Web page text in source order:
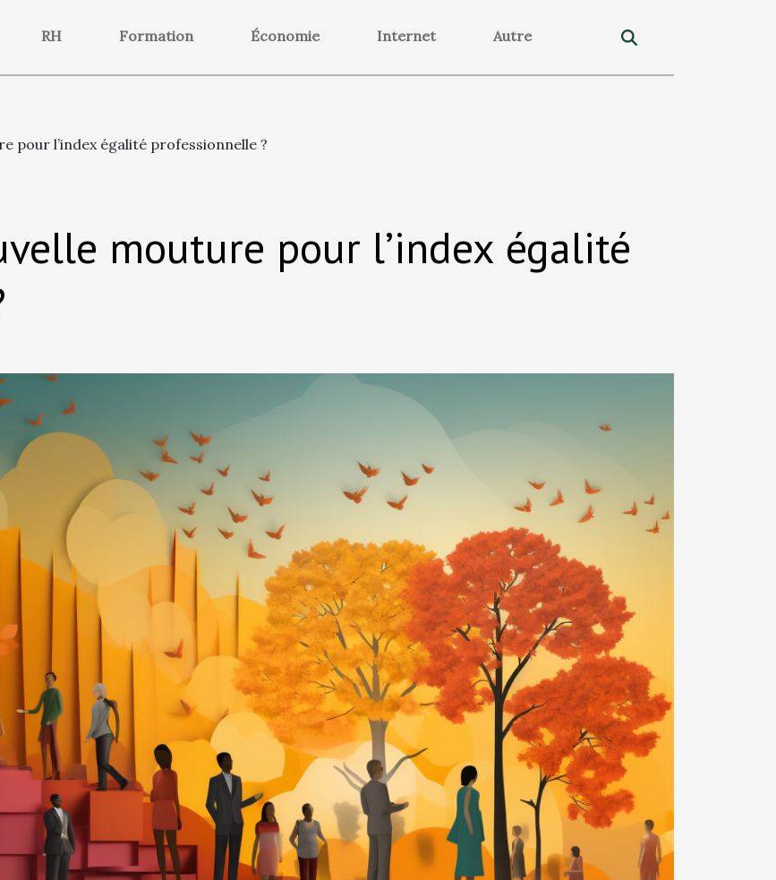
RH Formation Économie Internet Autre
pour l’index égalité professionnelle ?
mouture pour l’index égalité